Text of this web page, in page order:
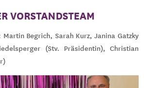
VORSTANDSTEAM
Begrich, Sarah Kurz, Janina Gatzky
(Stv. Präsidentin), Christian